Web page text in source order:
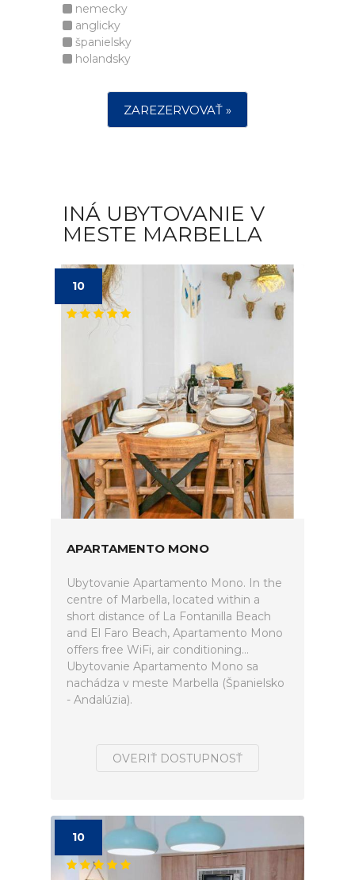
nemecky
anglicky
španielsky
holandsky
ZAREZERVOVAŤ »
INÁ UBYTOVANIE V
MESTE MARBELLA
10
APARTAMENTO MONO
Ubytovanie Apartamento Mono. In the
centre of Marbella, located within a
short distance of La Fontanilla Beach
and El Faro Beach, Apartamento Mono
offers free WiFi, air conditioning...
Ubytovanie Apartamento Mono sa
nachádza v meste Marbella (Španielsko
- Andalúzia).
OVERIŤ DOSTUPNOSŤ
10